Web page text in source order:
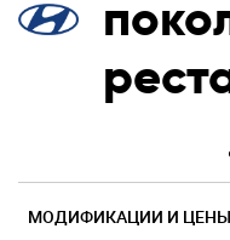
МОДИФИКАЦИИ И ЦЕНЫ